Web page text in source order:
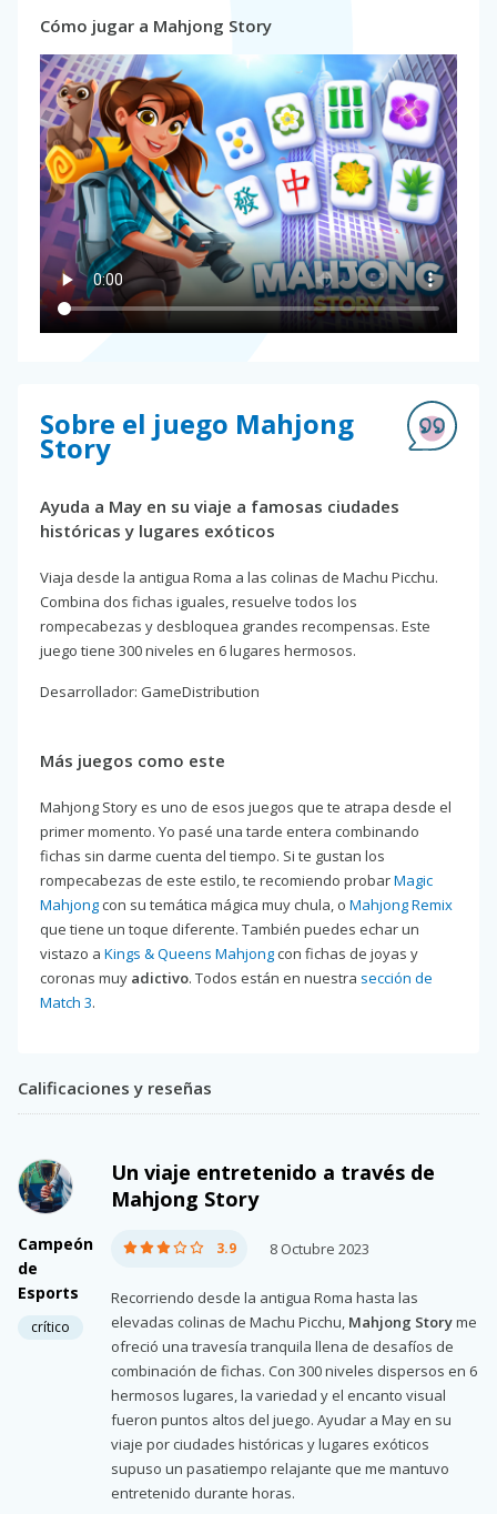
Cómo jugar a Mahjong Story
Sobre el juego Mahjong
Story
Ayuda a May en su viaje a famosas ciudades
históricas y lugares exóticos
Viaja desde la antigua Roma a las colinas de Machu Picchu.
Combina dos fichas iguales, resuelve todos los
rompecabezas y desbloquea grandes recompensas. Este
juego tiene 300 niveles en 6 lugares hermosos.
Desarrollador: GameDistribution
Más juegos como este
Mahjong Story es uno de esos juegos que te atrapa desde el
primer momento. Yo pasé una tarde entera combinando
fichas sin darme cuenta del tiempo. Si te gustan los
rompecabezas de este estilo, te recomiendo probarMagic
Mahjong con su temática mágica muy chula, o Mahjong Remix
que tiene un toque diferente. También puedes echar un
vistazo a Kings & Queens Mahjong con fichas de joyas y
coronas muy adictivo. Todos están en nuestra sección de
Match 3.
Calificaciones y reseñas
Campeón
de
Esports
crítico
Un viaje entretenido a través de
Mahjong Story
3.9 8 Octubre 2023
Recorriendo desde la antigua Roma hasta las
elevadas colinas de Machu Picchu, Mahjong Storyme
ofreció una travesía tranquila llena de desafíos de
combinación de fichas. Con 300 niveles dispersos en 6
hermosos lugares, la variedad y el encanto visual
fueron puntos altos del juego. Ayudar a May en su
viaje por ciudades históricas y lugares exóticos
supuso un pasatiempo relajante que me mantuvo
entretenido durante horas.